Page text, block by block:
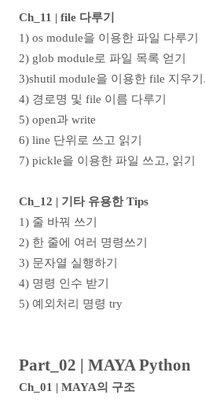
Ch_11 | file 다루기
1) os module을 이용한 파일 다루기
2) glob module로 파일 목록 얻기
3)shutil module을 이용한 file 지우기
4) 경로명 및 file 이름 다루기
5) open과 write
6) line 단위로 쓰고 읽기
7) pickle을 이용한 파일 쓰고, 읽기
Ch_12 | 기타 유용한 Tips
1) 줄 바꿔 쓰기
2) 한 줄에 여러 명령쓰기
3) 문자열 실행하기
4) 명령 인수 받기
5) 예외처리 명령 try
Part_02 | MAYA Python
Ch_01 | MAYA의 구조